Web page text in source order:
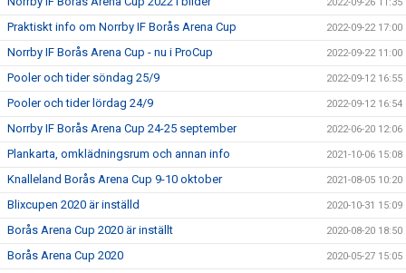
Praktiskt info om Norrby IF Borås Arena Cup 2022-09-22 17:00
Norrby IF Borås Arena Cup - nu i ProCup 2022-09-22 11:00
Pooler och tider söndag 25/9 2022-09-12 16:55
Pooler och tider lördag 24/9 2022-09-12 16:54
Norrby IF Borås Arena Cup 24-25 september 2022-06-20 12:06
Plankarta, omklädningsrum och annan info 2021-10-06 15:08
Knalleland Borås Arena Cup 9-10 oktober 2021-08-05 10:20
Blixcupen 2020 är inställd 2020-10-31 15:09
Borås Arena Cup 2020 är inställt 2020-08-20 18:50
Borås Arena Cup 2020 2020-05-27 15:05